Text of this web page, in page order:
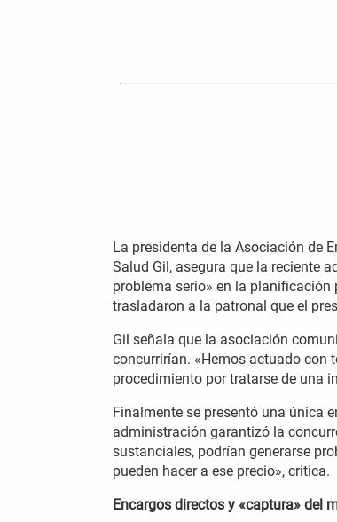
La presidenta de la Asociación de
Salud Gil, asegura que la reciente
problema serio» en la
trasladaron a la patronal que el
Gil señala que la asociación
concurrirían. «Hemos actuado con
procedimiento por tratarse de una
Finalmente se presentó una única
administración garantizó la
sustanciales, podrían generarse
pueden hacer a ese precio», critica.
Encargos directos y «captura» del